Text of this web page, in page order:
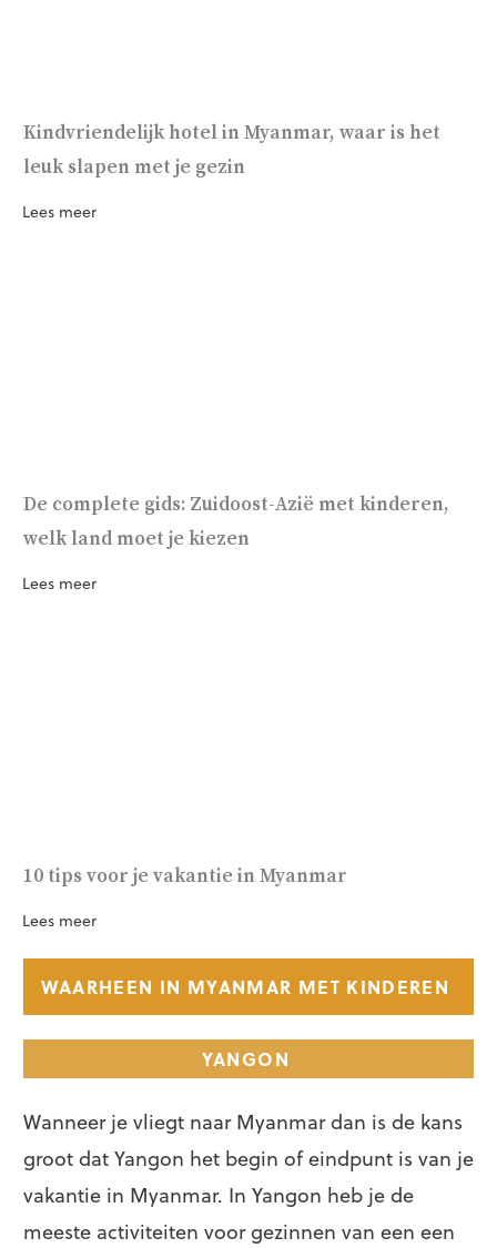
Kindvriendelijk hotel in Myanmar, waar is het
leuk slapen met je gezin
Lees meer
De complete gids: Zuidoost-Azië met kinderen,
welk land moet je kiezen
Lees meer
10 tips voor je vakantie in Myanmar
Lees meer
WAARHEEN IN MYANMAR MET KINDEREN
YANGON
Wanneer je vliegt naar Myanmar dan is de kans
groot dat Yangon het begin of eindpunt is van je
vakantie in Myanmar. In Yangon heb je de
meeste activiteiten voor gezinnen van een een